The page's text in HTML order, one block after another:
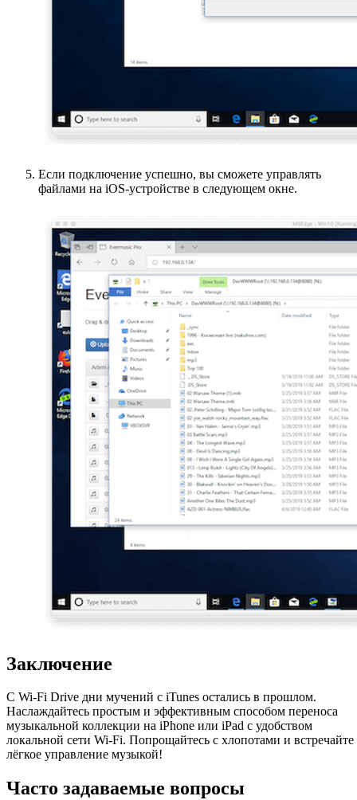
Если подключение успешно, вы сможете управлять
файлами на iOS-устройстве в следующем окне.
Заключение
С Wi-Fi Drive дни мучений с iTunes остались в прошлом.
Наслаждайтесь простым и эффективным способом переноса
музыкальной коллекции на iPhone или iPad с удобством
локальной сети Wi-Fi. Попрощайтесь с хлопотами и встречайте
лёгкое управление музыкой!
Часто задаваемые вопросы